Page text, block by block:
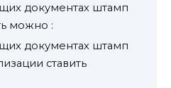
документах штамп
можно :
документах штамп
ставить